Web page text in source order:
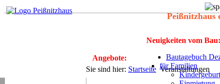
Peißnitzhaus
Neuigkeiten vom Bau:
Bautagebuch
für Familien
Angebote:
Sie sind hier: Startseite Veranstaltungen